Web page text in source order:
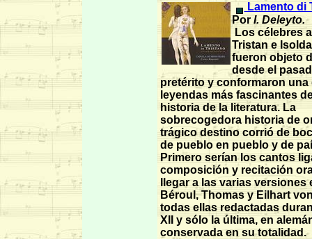
Lamento di
PorI. Deleyto.
Los célebres
Tristan e
fueron objeto
desde el
pretérito y conformaron una
leyendas más fascinantes
historia de la literatura. La
sobrecogedora historia de
trágico destino corrió de
de pueblo en pueblo y de
Primero serían los cantos
composición y recitación
llegar a las varias versiones
Béroul, Thomas y Eilhart
todas ellas redactadas
XII y sólo la última, en
conservada en su totalidad.